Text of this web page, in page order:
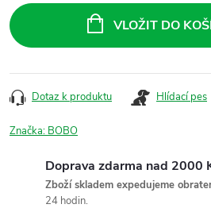
cena:
VLOŽIT DO
Dotaz k produktu Hlídací pes
Značka: BOBO
Doprava zdarma nad 2000
Zboží skladem expedujeme
24 hodin.